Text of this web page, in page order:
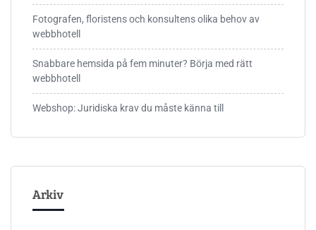
Fotografen, floristens och konsultens olika behov av
webbhotell
Snabbare hemsida på fem minuter? Börja med rätt
webbhotell
Webshop: Juridiska krav du måste känna till
Arkiv